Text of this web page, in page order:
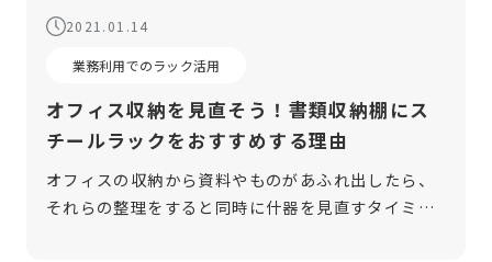
2021.01.14
業務利用でのラック活用
オフィス収納を見直そう！書類収納棚にス
チールラックをおすすめする理由
オフィスの収納から資料やものがあふれ出したら、
それらの整理をすると同時に什器を見直すタイミン